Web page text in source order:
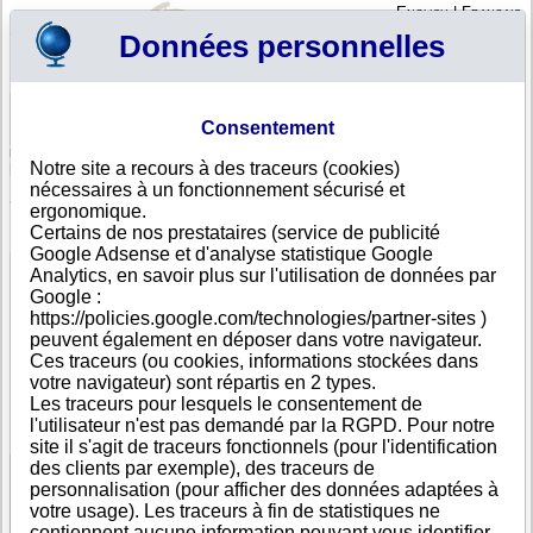
English|Français
Votre panier est vide
Arménie > Toutes villes > Yerevan
Slav Group ZAO, Yerevan
FICHE ENTREPRISE
Dénomination Slav Group ZAO
Adresse
1/1 1st street
Ville
Yerevan- 0081
Pays
Arménie
Type
d'adresse
Adresse unique
Téléphone
+374 10------
DUNS®
Number
50-------
Voir les informations disponibles
Données personnelles
Consentement
Notre site a recours à des traceurs (cookies)
nécessaires à un fonctionnement sécurisé et
ergonomique.
Certains de nos prestataires (service de publicité
Google Adsense et d'analyse statistique Google
Analytics, en savoir plus sur l'utilisation de données par
Google :
https://policies.google.com/technologies/partner-sites )
peuvent également en déposer dans votre navigateur.
Ces traceurs (ou cookies, informations stockées dans
votre navigateur) sont répartis en 2 types.
Les traceurs pour lesquels le consentement de
l'utilisateur n'est pas demandé par la RGPD. Pour notre
site il s'agit de traceurs fonctionnels (pour l'identification
des clients par exemple), des traceurs de
personnalisation (pour afficher des données adaptées à
votre usage). Les traceurs à fin de statistiques ne